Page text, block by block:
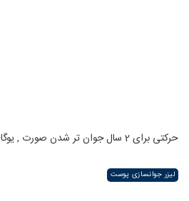
حرکتی برای 2 سال جوان تر شدن صورت , یوگای صورت
لیزر جوانسازی پوست